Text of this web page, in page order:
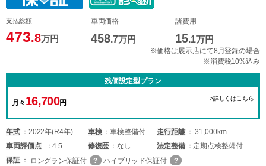
支払総額
473.8万円
車両価格
458.7万円
諸費用
15.1万円
※価格は展示店にて8月登録の場合
※消費税10%込み
残価設定型プラン
月々 16,700円
>詳しくはこちら
年式 2022年(R4年) 車検 車検整備付 走行距離
31,000km
車両評価点 4.5 修復歴 なし 法定整備
定期点検整備付
保証
ロングラン保証付 ハイブリッド保証付